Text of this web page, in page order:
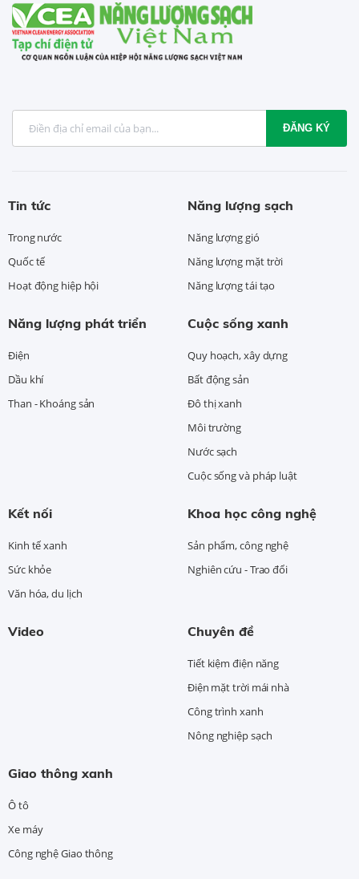
ĐĂNG KÝ
Tin tức
Trong nước
Quốc tế
Hoạt động hiệp hội
Năng lượng sạch
Năng lượng gió
Năng lượng mặt trời
Năng lượng tái tạo
Năng lượng phát triển
Điện
Dầu khí
Than - Khoáng sản
Cuộc sống xanh
Quy hoạch, xây dựng
Bất động sản
Đô thị xanh
Môi trường
Nước sạch
Cuộc sống và pháp luật
Kết nối
Kinh tế xanh
Sức khỏe
Văn hóa, du lịch
Khoa học công nghệ
Sản phẩm, công nghệ
Nghiên cứu - Trao đổi
Video Chuyên đề
Tiết kiệm điện năng
Điện mặt trời mái nhà
Công trình xanh
Nông nghiệp sạch
Giao thông xanh
Ô tô
Xe máy
Công nghệ Giao thông